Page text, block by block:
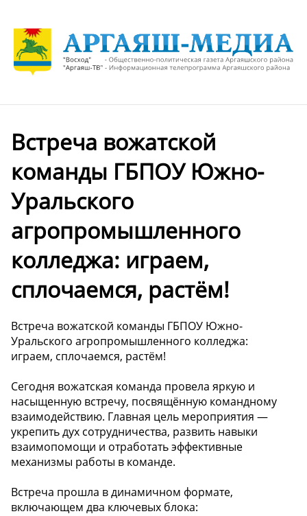
Встреча вожатской
команды ГБПОУ Южно-
Уральского
агропромышленного
колледжа: играем,
сплочаемся, растём!
Встреча вожатской команды ГБПОУ Южно-
Уральского агропромышленного колледжа:
играем, сплочаемся, растём!
Сегодня вожатская команда провела яркую и
насыщенную встречу, посвящённую командному
взаимодействию. Главная цель мероприятия —
укрепить дух сотрудничества, развить навыки
взаимопомощи и отработать эффективные
механизмы работы в команде.
Встреча прошла в динамичном формате,
включающем два ключевых блока: